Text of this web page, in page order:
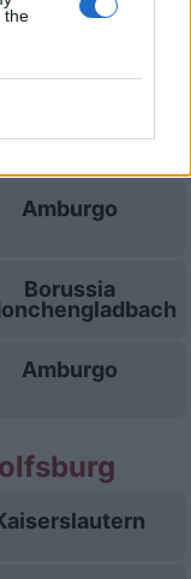
the
Amburgo
Amburgo
Borussia
Amburgo